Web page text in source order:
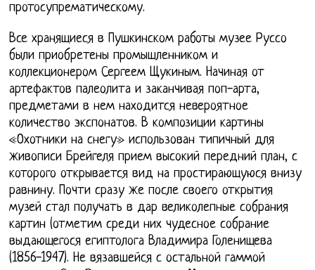
протосупрематическому.
Все хранящиеся в Пушкинском работы музее Руссо
были приобретены промышленником и
коллекционером Сергеем Щукиным. Начиная от
артефактов палеолита и заканчивая поп-арта,
предметами в нем находится невероятное
количество экспонатов. В композиции картины
«Охотники на снегу» использован типичный для
живописи Брейгеля прием высокий передний план, с
которого открывается вид на простирающуюся внизу
равнину. Почти сразу же после своего открытия
музей стал получать в дар великолепные собрания
картин (отметим среди них чудесное собрание
выдающегося египтолога Владимира Голенищева
(1856-1947). Не вязавшейся с остальной гаммой